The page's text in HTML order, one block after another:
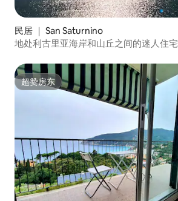
民居 ｜ San Saturnino
地处利古里亚海岸和山丘之间的迷人住宅
超赞房东
超赞房东